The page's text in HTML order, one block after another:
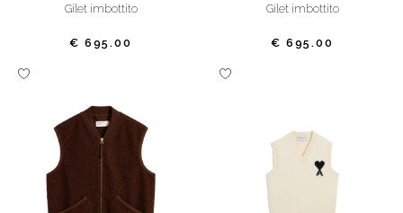
gilet imbottito
€ 695.00
gilet imbottito
€ 695.00